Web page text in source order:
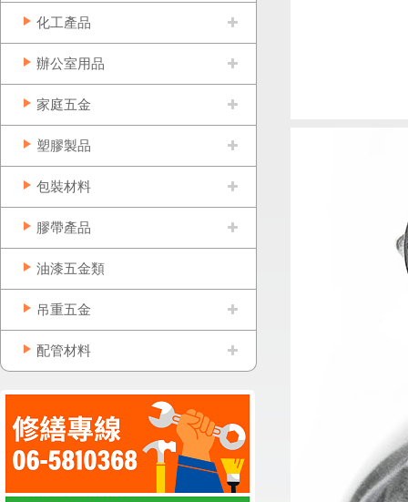
化工產品
辦公室用品
家庭五金
塑膠製品
包裝材料
膠帶產品
油漆五金類
吊重五金
配管材料